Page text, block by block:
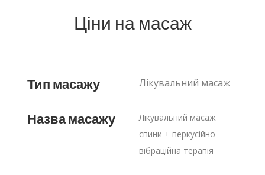
Ціни на масаж
Тип масажу Лікувальний масаж
Назва масажу
Лікувальний масаж
спини + перкусійно-
вібраційна терапія